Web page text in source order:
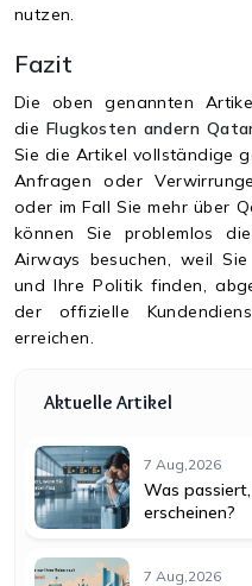
nutzen.
Fazit
Die oben genannten
die Flugkosten andern
Sie die Artikel vollständige
Anfragen oder
oder im Fall Sie mehr über
können Sie problemlos
Airways besuchen, weil
und Ihre Politik finden,
der offizielle
erreichen.
Aktuelle Artikel
7 Aug,2026
Was
erscheinen?
7 Aug,2026